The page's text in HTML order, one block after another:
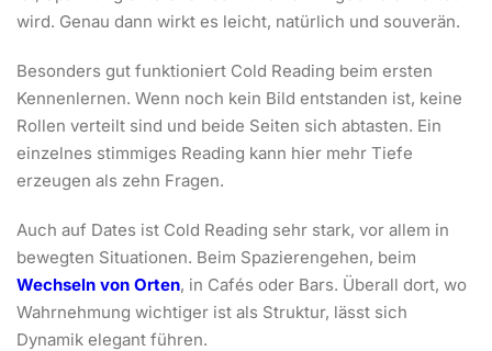
wird. Genau dann wirkt es leicht, natürlich und souverän.
Besonders gut funktioniert Cold Reading beim ersten
Kennenlernen. Wenn noch kein Bild entstanden ist, keine
Rollen verteilt sind und beide Seiten sich abtasten. Ein
einzelnes stimmiges Reading kann hier mehr Tiefe
erzeugen als zehn Fragen.
Auch auf Dates ist Cold Reading sehr stark, vor allem in
bewegten Situationen. Beim Spazierengehen, beim
Wechseln von Orten, in Cafés oder Bars. Überall dort, wo
Wahrnehmung wichtiger ist als Struktur, lässt sich
Dynamik elegant führen.